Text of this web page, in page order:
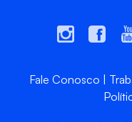
Fale Conosco